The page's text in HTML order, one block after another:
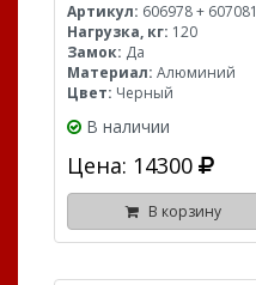
Артикул: 606978 + 607081
Нагрузка, кг: 120
Замок: Да
Материал: Алюминий
Цвет: Черный
В наличии
Цена: 14300
В корзину